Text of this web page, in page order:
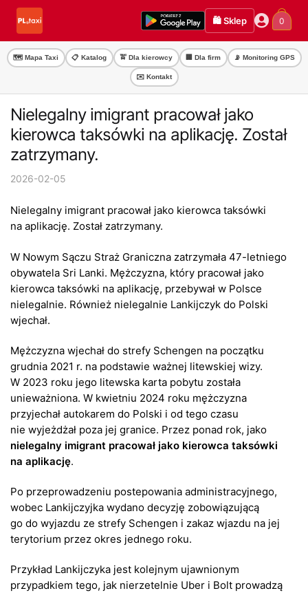
Przejdź
nawigacji
Przejdź
treści
🛍️ Sklep 0
🗺️ Mapa Taxi 📋 Katalog 🚖 Dla kierowcy 🏢 Dla firm 📡 Monitoring GPS
✉️ Kontakt
Nielegalny imigrant pracował jako
kierowca taksówki na aplikację. Został
zatrzymany.
2026-02-05
Nielegalny imigrant pracował jako kierowca taksówki
na aplikację. Został zatrzymany.
W Nowym Sączu Straż Graniczna zatrzymała 47-letniego
obywatela Sri Lanki. Mężczyzna, który pracował jako
kierowca taksówki na aplikację, przebywał w Polsce
nielegalnie. Również nielegalnie Lankijczyk do Polski
wjechał.
Mężczyzna wjechał do strefy Schengen na początku
grudnia 2021 r. na podstawie ważnej litewskiej wizy.
W 2023 roku jego litewska karta pobytu została
unieważniona. W kwietniu 2024 roku mężczyzna
przyjechał autokarem do Polski i od tego czasu
nie wyjeżdżał poza jej granice. Przez ponad rok, jako
nielegalny imigrant pracował jako kierowca taksówki
na aplikację.
Po przeprowadzeniu postepowania administracyjnego,
wobec Lankijczyjka wydano decyzję zobowiązującą
go do wyjazdu ze strefy Schengen i zakaz wjazdu na jej
terytorium przez okres jednego roku.
Przykład Lankijczyka jest kolejnym ujawnionym
przypadkiem tego, jak nierzetelnie Uber i Bolt prowadzą